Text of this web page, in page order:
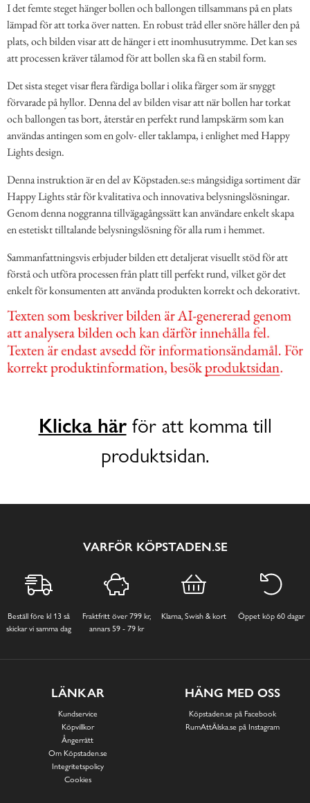
I det femte steget hänger bollen och ballongen tillsammans på en plats
lämpad för att torka över natten. En robust tråd eller snöre håller den på
plats, och bilden visar att de hänger i ett inomhusutrymme. Det kan ses
att processen kräver tålamod för att bollen ska få en stabil form.
Det sista steget visar flera färdiga bollar i olika färger som är snyggt
förvarade på hyllor. Denna del av bilden visar att när bollen har torkat
och ballongen tas bort, återstår en perfekt rund lampskärm som kan
användas antingen som en golv- eller taklampa, i enlighet med Happy
Lights design.
Denna instruktion är en del av Köpstaden.se:s mångsidiga sortiment där
Happy Lights står för kvalitativa och innovativa belysningslösningar.
Genom denna noggranna tillvägagångssätt kan användare enkelt skapa
en estetiskt tilltalande belysningslösning för alla rum i hemmet.
Sammanfattningsvis erbjuder bilden ett detaljerat visuellt stöd för att
förstå och utföra processen från platt till perfekt rund, vilket gör det
enkelt för konsumenten att använda produkten korrekt och dekorativt.
Klicka härför att komma till
produktsidan.
VARFÖR KÖPSTADEN.SE
Beställ före kl 13 så
skickar vi samma dag
Fraktfritt över 799 kr,
annars 59 - 79 kr
Klarna, Swish & kort Öppet köp 60 dagar
LÄNKAR
Kundservice
Köpvillkor
Ångerrätt
Om Köpstaden.se
Integritetspolicy
Cookies
HÄNG MED OSS
Köpstaden.se på Facebook
RumAttÄlska.se på Instagram